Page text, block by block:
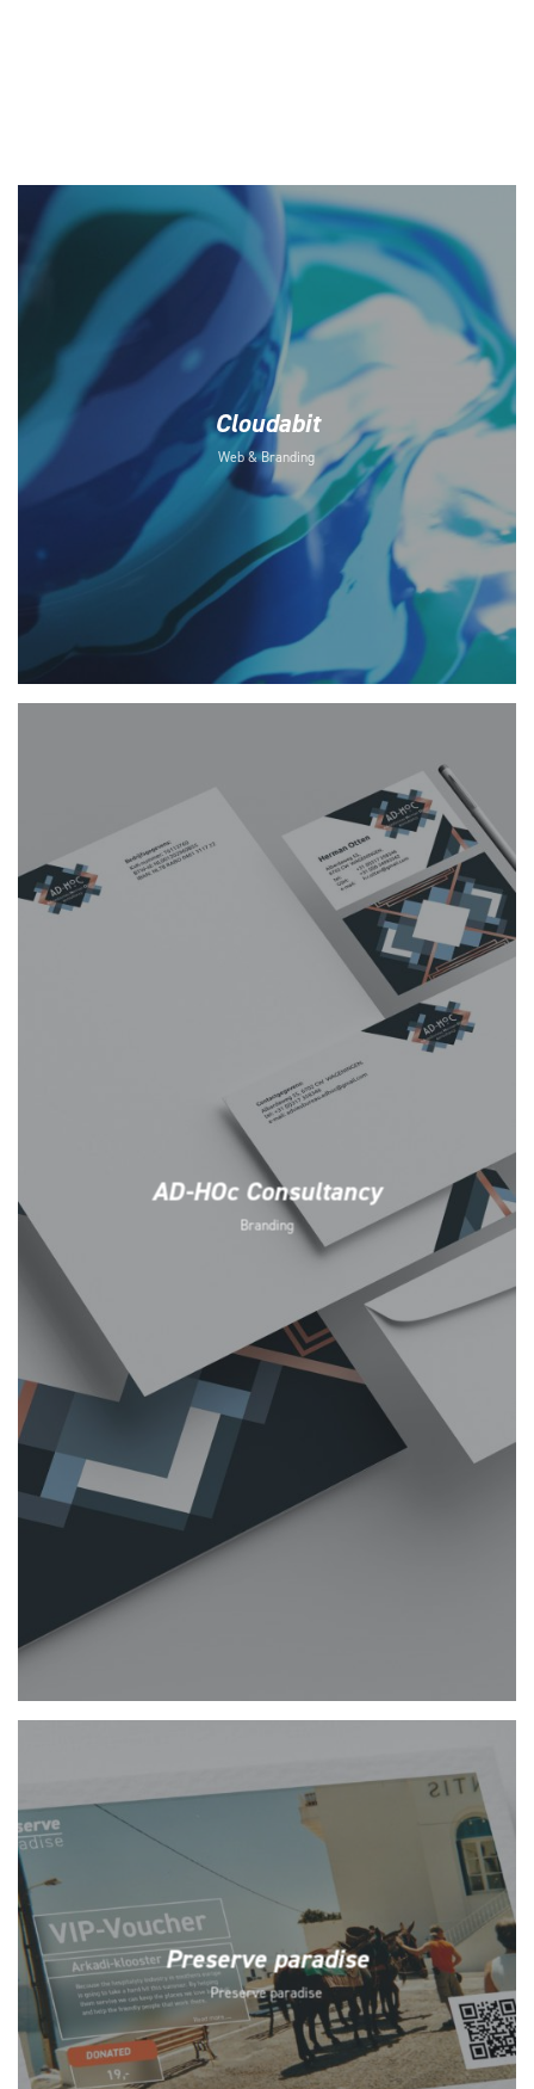
Cloudabit
Web & Branding
AD-HOc Consultancy
Branding
Preserve paradise
Preserve paradise